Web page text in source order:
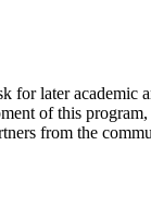
for later
of this
from the